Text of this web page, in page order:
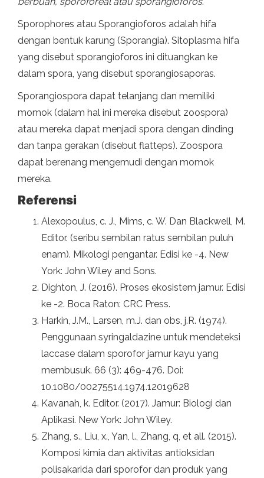
Sporophores atau Sporangioforos adalah hifa
dengan bentuk karung (Sporangia). Sitoplasma hifa
yang disebut sporangioforos ini dituangkan ke
dalam spora, yang disebut sporangiosaporas.
Sporangiospora dapat telanjang dan memiliki
momok (dalam hal ini mereka disebut zoospora)
atau mereka dapat menjadi spora dengan dinding
dan tanpa gerakan (disebut flatteps). Zoospora
dapat berenang mengemudi dengan momok
mereka.
Referensi
Alexopoulus, c. J., Mims, c. W. Dan Blackwell, M.
Editor. (seribu sembilan ratus sembilan puluh
enam). Mikologi pengantar. Edisi ke -4. New
York: John Wiley and Sons.
Dighton, J. (2016). Proses ekosistem jamur. Edisi
ke -2. Boca Raton: CRC Press.
Harkin, J.M., Larsen, m.J. dan obs, j.R. (1974).
Penggunaan syringaldazine untuk mendeteksi
laccase dalam sporofor jamur kayu yang
membusuk. 66 (3): 469-476. Doi:
10.1080/00275514.1974.12019628
Kavanah, k. Editor. (2017). Jamur: Biologi dan
Aplikasi. New York: John Wiley.
Zhang, s., Liu, x., Yan, l., Zhang, q, et all. (2015).
Komposi kimia dan aktivitas antioksidan
polisakarida dari sporofor dan produk yang